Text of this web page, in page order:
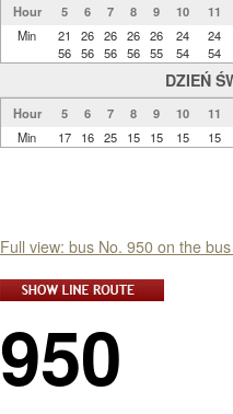
Hour 5 6 7 8 9 10
11
Min
21
56
26
56
26
56
26
56
26
55
24
54
24
54
DZIEŃ
Hour 5 6 7 8 9 10
11
Min
17 16 25 15 15 15 15
Full view: bus No. 950 on the
950